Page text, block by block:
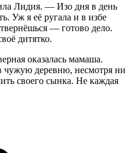
Лидия. — Изо дня в день
Уж я её ругала и в избе
— готово дело.
дитятко.
оказалась мамаша.
чужую деревню, несмотря ни
своего сынка. Не каждая